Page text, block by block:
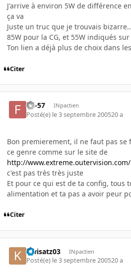
J'arrive à environ 5W de différence
ça va
Juste un truc que je trouvais
85W pour la CG, et 55W indiqués
Ton lien a déjà plus de choix dans
Citer
FX-57 INpactien
Posté(e) le 3 septembre 200520 a
Bon premierement, il ne faut pas se
ce genre comme sur le site de
http://
c'est pas très très juste
Et pour ce qui est de ta config, tous
alimentation et ta pas a avoir peur
Citer
Kwisatz03 INpactien
Posté(e) le 3 septembre 200520 a